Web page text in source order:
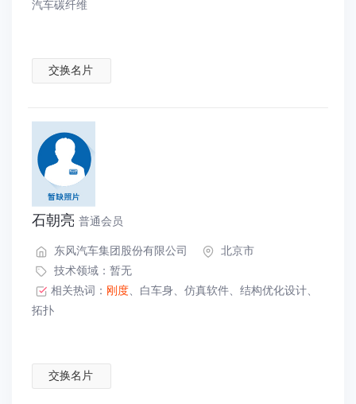
汽车碳纤维
交换名片
石朝亮 普通会员
东风汽车集团股份有限公司
北京市
技术领域：暂无
相关热词： 刚度、 白车身、 仿真软件、 结构优化设计、
拓扑
交换名片